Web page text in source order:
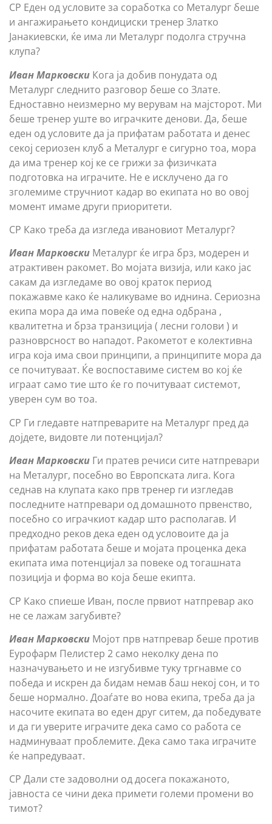
СР Еден од условите за соработка со Металург беше
и ангажирањето кондициски тренер Златко
Јанакиевски, ќе има ли Металург подолга стручна
клупа?
Иван Марковски Кога ја добив понудата од
Металург следнито разговор беше со Злате.
Едноставно неизмерно му верувам на мајсторот. Ми
беше тренер уште во играчките денови. Да, беше
еден од условите да ја прифатам работата и денес
секој сериозен клуб а Металург е сигурно тоа, мора
да има тренер кој ке се грижи за физичката
подготовка на играчите. Не е исклучено да го
зголемиме стручниот кадар во екипата но во овој
момент имаме други приоритети.
СР Како треба да изгледа ивановиот Металург?
Иван Марковски Металург ќе игра брз, модерен и
атрактивен ракомет. Во мојата визија, или како јас
сакам да изгледаме во овој краток период
покажавме како ќе наликуваме во иднина. Сериозна
екипа мора да има повеќе од една одбрана ,
квалитетна и брза транзиција ( лесни голови ) и
разноврсност во нападот. Ракометот е колективна
игра која има свои принципи, а принципите мора да
се почитуваат. Ќе воспоставиме систем во кој ќе
играат само тие што ќе го почитуваат системот,
уверен сум во тоа.
СР Ги гледавте натпреварите на Металург пред да
дојдете, видовте ли потенцијал?
Иван Марковски Ги пратев речиси сите натпревари
на Металург, посебно во Европската лига. Кога
седнав на клупата како прв тренер ги изгледав
последните натпревари од домашното првенство,
посебно со играчкиот кадар што располагав. И
предходно реков дека еден од условоите да ја
прифатам работата беше и мојата проценка дека
екипата има потенцијал за повеке од тогашната
позиција и форма во која беше екипта.
СР Како спиеше Иван, после првиот натпревар ако
не се лажам загубивте?
Иван Марковски Мојот прв натпревар беше против
Еурофарм Пелистер 2 само неколку дена по
назначувањето и не изгубивме туку тргнавме со
победа и искрен да бидам немав баш некој сон, и то
беше нормално. Доаѓате во нова екипа, треба да ја
насочите екипата во еден друг ситем, да победувате
и да ги уверите играчите дека само со работа се
надминуваат проблемите. Дека само така играчите
ќе напредуваат.
СР Дали сте задоволни од досега покажаното,
јавноста се чини дека примети големи промени во
тимот?